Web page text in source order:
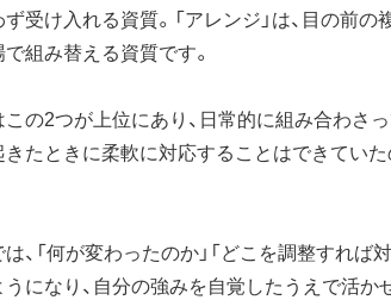
受け入れる資質。「アレンジ」は、目の前
組み替える資質です。
の2つが上位にあり、日常的に組み合わさ
たときに柔軟に対応することはできてい
、「何が変わったのか」「どこを調整すれ
になり、自分の強みを自覚したうえで活か